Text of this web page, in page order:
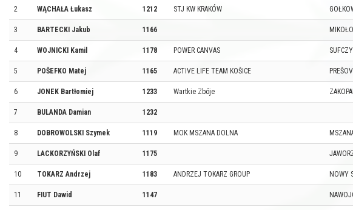
2 WĄCHAŁA Łukasz 1212 STJ KW KRAKÓW
3 BARTECKI Jakub 1166
4 WOJNICKI Kamil 1178 POWER CANVAS
5 POŠEFKO Matej 1165 ACTIVE LIFE TEAM KOŠICE PREŠOV
6 JONEK Bartłomiej 1233 Wartkie Zbóje
7 BULANDA Damian 1232
8 DOBROWOLSKI Szymek 1119 MOK MSZANA DOLNA
9 LACKORZYŃSKI Olaf 1175
10 TOKARZ Andrzej 1183 ANDRZEJ TOKARZ GROUP NOWY
11 FIUT Dawid 1147